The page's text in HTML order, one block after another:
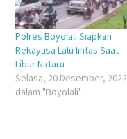
Polres Boyolali Siapkan
Rekayasa Lalu lintas Saat
Libur Nataru
Selasa, 20 Desember, 2022
dalam "Boyolali"